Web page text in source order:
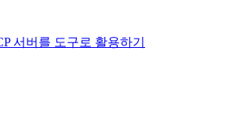
서버를 도구로 활용하기